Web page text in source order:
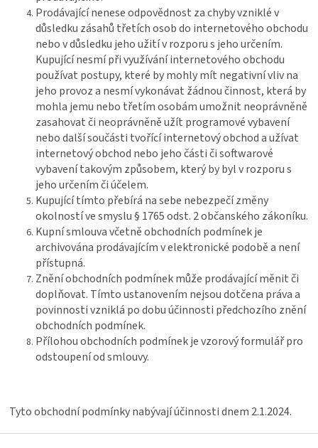
Prodávající nenese odpovědnost za chyby vzniklé v
důsledku zásahů třetích osob do internetového obchodu
nebo v důsledku jeho užití v rozporu s jeho určením.
Kupující nesmí při využívání internetového obchodu
používat postupy, které by mohly mít negativní vliv na
jeho provoz a nesmí vykonávat žádnou činnost, která by
mohla jemu nebo třetím osobám umožnit neoprávněně
zasahovat či neoprávněně užít programové vybavení
nebo další součásti tvořící internetový obchod a užívat
internetový obchod nebo jeho části či softwarové
vybavení takovým způsobem, který by byl v rozporu s
jeho určením či účelem.
Kupující tímto přebírá na sebe nebezpečí změny
okolností ve smyslu § 1765 odst. 2 občanského zákoníku.
Kupní smlouva včetně obchodních podmínek je
archivována prodávajícím v elektronické podobě a není
přístupná.
Znění obchodních podmínek může prodávající měnit či
doplňovat. Tímto ustanovením nejsou dotčena práva a
povinnosti vzniklá po dobu účinnosti předchozího znění
obchodních podmínek.
Přílohou obchodních podmínek je vzorový formulář pro
odstoupení od smlouvy.
Tyto obchodní podmínky nabývají účinnosti dnem 2.1.2024.